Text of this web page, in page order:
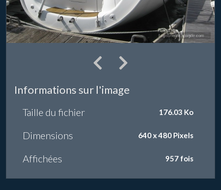
Informations sur l'image
Taille du fichier 176.03 Ko
Dimensions 640 x 480 Pixels
Affichées 957 fois